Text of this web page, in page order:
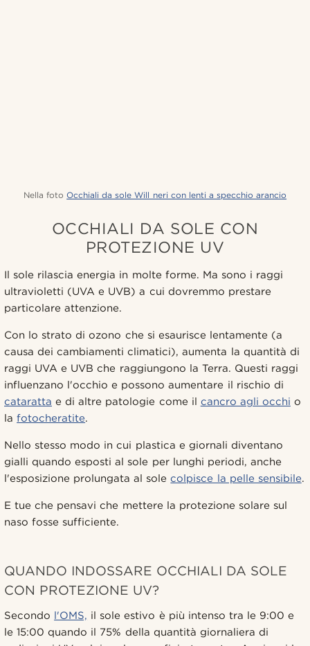
Nella foto Occhiali da sole Will neri con lenti a specchio arancio
OCCHIALI DA SOLE CON
PROTEZIONE UV
Il sole rilascia energia in molte forme. Ma sono i raggi
ultravioletti (UVA e UVB) a cui dovremmo prestare
particolare attenzione.
Con lo strato di ozono che si esaurisce lentamente (a
causa dei cambiamenti climatici), aumenta la quantità di
raggi UVA e UVB che raggiungono la Terra. Questi raggi
influenzano l'occhio e possono aumentare il rischio di
cataratta e di altre patologie come il cancro agli occhi o
lafotocheratite.
Nello stesso modo in cui plastica e giornali diventano
gialli quando esposti al sole per lunghi periodi, anche
l'esposizione prolungata al solecolpisce la pelle sensibile.
E tue che pensavi che mettere la protezione solare sul
naso fosse sufficiente.
QUANDO INDOSSARE OCCHIALI DA SOLE
CON PROTEZIONE UV?
Secondo l'OMS, il sole estivo è più intenso tra le 9:00 e
le 15:00 quando il 75% della quantità giornaliera di